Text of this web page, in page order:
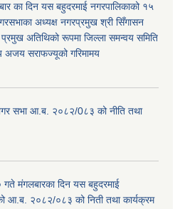
का दिन यस बहुदरमाई नगरपालिकाको १५
अध्यक्ष नगरप्रमुख श्री सिँगासन
अतिथिको रूपमा जिल्ला समन्वय समिति
अजय सराफज्यूको गरिमामय
नगर सभा आ.ब. २०८२/0८३ को नीति तथा
मंगलबारका दिन यस बहुदरमाई
आ.ब. २०८२/०८३ को निती तथा कार्यक्रम